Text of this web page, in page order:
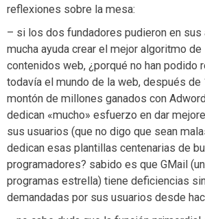
reflexiones sobre la mesa:
– si los dos fundadores pudieron en
mucha ayuda crear el mejor algoritmo de
contenidos web, ¿porqué no han podido
todavía el mundo de la web, después de
montón de millones ganados con
dedican «mucho» esfuerzo en dar
sus usuarios (que no digo que sean
dedican esas plantillas centenarias de
programadores? sabido es que GMail
programas estrella) tiene deficiencias
demandadas por sus usuarios desde